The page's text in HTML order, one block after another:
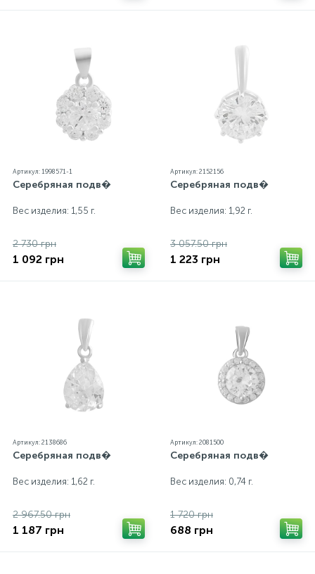
Артикул: 1998571-1
Серебряная подв�
Вес изделия: 1,55 г.
2 730 грн
1 092 грн
Артикул: 2152156
Серебряная подв�
Вес изделия: 1,92 г.
3 057.50 грн
1 223 грн
Артикул: 2138686
Серебряная подв�
Вес изделия: 1,62 г.
2 967.50 грн
1 187 грн
Артикул: 2081500
Серебряная подв�
Вес изделия: 0,74 г.
1 720 грн
688 грн